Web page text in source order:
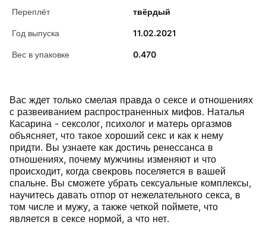
Переплёт твёрдый
Год выпуска 11.02.2021
Вес в упаковке 0.470
Вас ждет только смелая правда о сексе и отношениях
с развеиванием распространенных мифов. Наталья
Касарина - сексолог, психолог и матерь оргазмов
объясняет, что такое хороший секс и как к нему
придти. Вы узнаете как достичь ренессанса в
отношениях, почему мужчины изменяют и что
происходит, когда свекровь поселяется в вашей
спальне. Вы сможете убрать сексуальные комплексы,
научитесь давать отпор от нежелательного секса, в
том числе и мужу, а также четкой поймете, что
является в сексе нормой, а что нет.